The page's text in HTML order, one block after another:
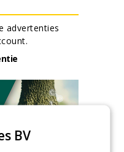
advertenties
BV